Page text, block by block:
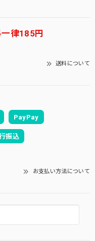
律185円
送料について
PayPay
振込
お支払い方法について